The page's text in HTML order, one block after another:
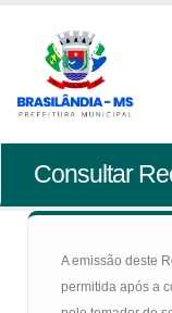
Consultar
A emissão deste
permitida após a